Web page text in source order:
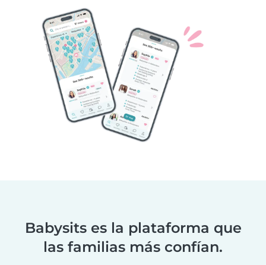
Babysits es la plataforma que
las familias más confían.